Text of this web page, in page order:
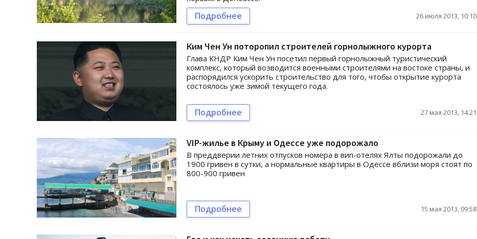
Подробнее 26 июля 2013, 10:10
Ким Чен Ун поторопил строителей горнолыжного курорта
Глава КНДР Ким Чен Ун посетил первый горнолыжный туристический
комплекс, который возводится военными строителями на востоке страны, и
распорядился ускорить строительство для того, чтобы открытие курорта
состоялось уже зимой текущего года.
Подробнее 27 мая 2013, 14:21
VIP-жилье в Крыму и Одессе уже подорожало
В преддверии летних отпусков номера в вип-отелях Ялты подорожали до
1900 гривен в сутки, а нормальные квартиры в Одессе вблизи моря стоят по
800-900 гривен
Подробнее 15 мая 2013, 09:58